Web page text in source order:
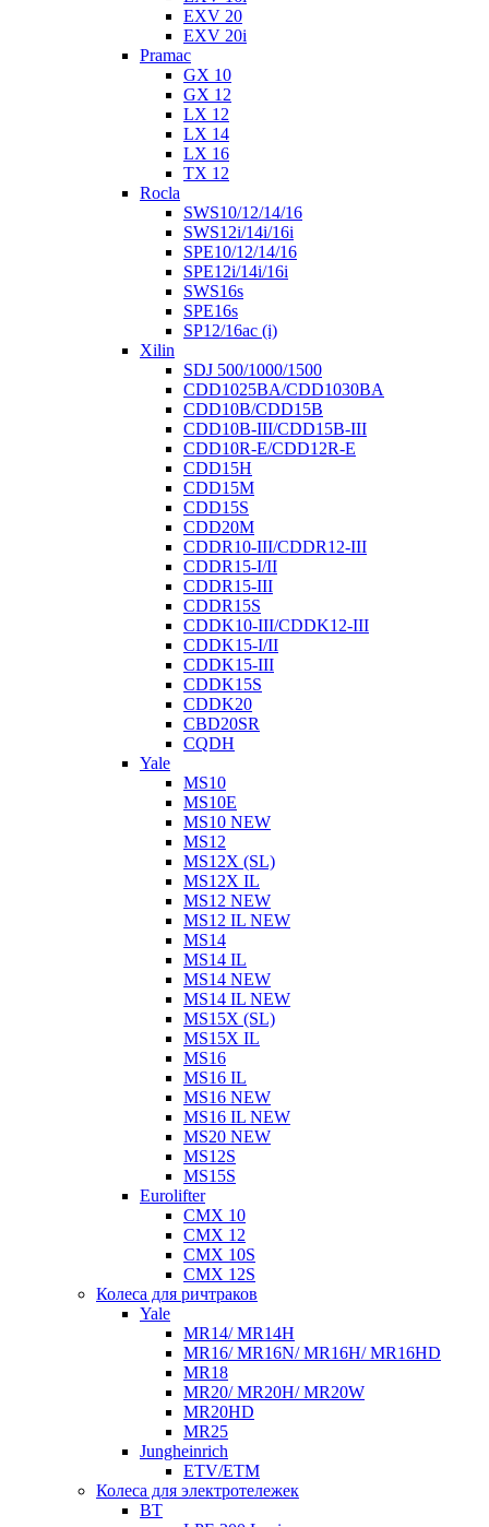
EXV 20
EXV 20i
Pramac
GX 10
GX 12
LX 12
LX 14
LX 16
TX 12
Rocla
SWS10/12/14/16
SWS12i/14i/16i
SPE10/12/14/16
SPE12i/14i/16i
SWS16s
SPE16s
SP12/16ac (i)
Xilin
SDJ 500/1000/1500
CDD1025BA/CDD1030BA
CDD10B/CDD15B
CDD10B-III/CDD15B-III
CDD10R-E/CDD12R-E
CDD15H
CDD15M
CDD15S
CDD20M
CDDR10-III/CDDR12-III
CDDR15-I/II
CDDR15-III
CDDR15S
CDDK10-III/CDDK12-III
CDDK15-I/II
CDDK15-III
CDDK15S
CDDK20
CBD20SR
CQDH
Yale
MS10
MS10E
MS10 NEW
MS12
MS12X (SL)
MS12X IL
MS12 NEW
MS12 IL NEW
MS14
MS14 IL
MS14 NEW
MS14 IL NEW
MS15X (SL)
MS15X IL
MS16
MS16 IL
MS16 NEW
MS16 IL NEW
MS20 NEW
MS12S
MS15S
Eurolifter
CMX 10
CMX 12
CMX 10S
CMX 12S
Колеса для ричтраков
Yale
MR14/ MR14H
MR16/ MR16N/ MR16H/ MR16HD
MR18
MR20/ MR20H/ MR20W
MR20HD
MR25
Jungheinrich
ETV/ETM
Колеса для электротележек
BT